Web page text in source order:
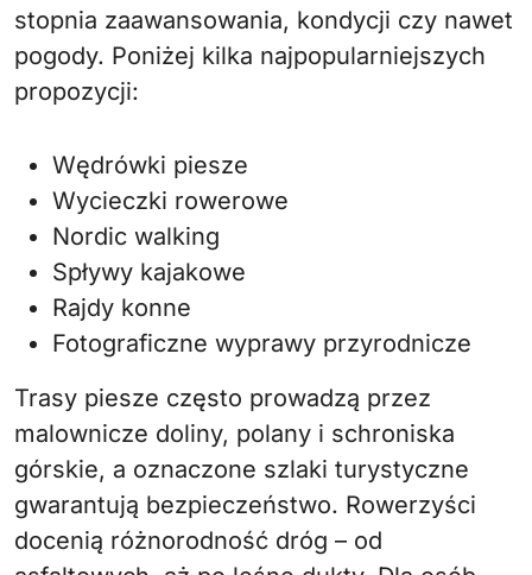
stopnia zaawansowania, kondycji czy nawet
pogody. Poniżej kilka najpopularniejszych
propozycji:
Wędrówki piesze
Wycieczki rowerowe
Nordic walking
Spływy kajakowe
Rajdy konne
Fotograficzne wyprawy przyrodnicze
Trasy piesze często prowadzą przez
malownicze doliny, polany i schroniska
górskie, a oznaczone szlaki turystyczne
gwarantują bezpieczeństwo. Rowerzyści
docenią różnorodność dróg – od